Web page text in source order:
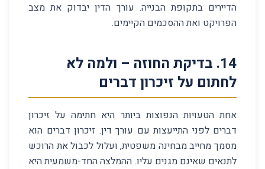
הדיירים בתקופת הבנייה. עורך הדין יבדוק את מצב
הפרויקט ואת ההסכמים הקיימים.
14
. בדיקת החוזה – ולמה לא
לחתום על זיכרון דברים
אחת הטעויות הנפוצות ביותר היא חתימה על זיכרון
דברים לפני התייעצות עם עורך דין. זיכרון דברים הוא
מסמך מחייב מבחינה משפטית, ועלול לכבול את הרוכש
לתנאים שאינם מגנים עליו. ההמלצה החד-משמעית היא